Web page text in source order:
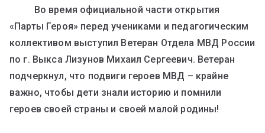
Во время официальной части открытия
«Парты Героя» перед учениками и педагогическим
коллективом выступил Ветеран Отдела МВД России
по г. Выкса Лизунов Михаил Сергеевич. Ветеран
подчеркнул, что подвиги героев МВД – крайне
важно, чтобы дети знали историю и помнили
героев своей страны и своей малой родины!